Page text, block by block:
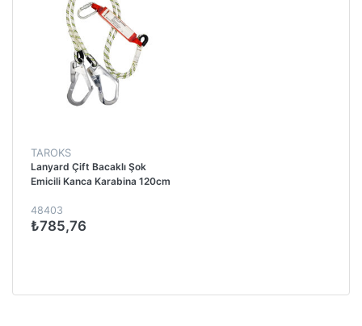
TAROKS
Lanyard Çift Bacaklı Şok
Emicili Kanca Karabina 120cm
48403
₺785,76